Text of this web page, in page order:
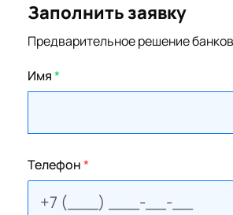
Заполнить заявку
Предварительное решение
Имя*
Телефон*